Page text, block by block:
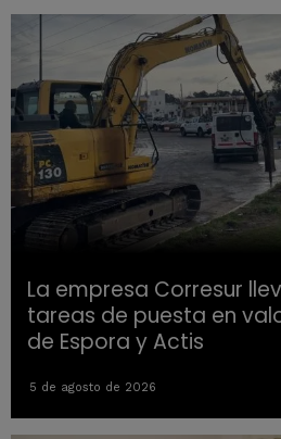
La empresa Corresur
tareas de puesta en
de Espora y Actis
5 de agosto de 2026